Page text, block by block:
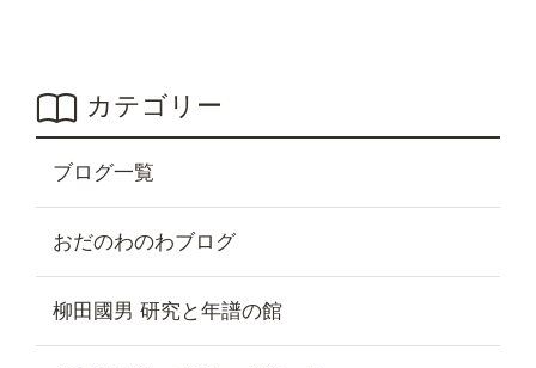
カテゴリー
ブログ一覧
おだのわのわブログ
柳田國男 研究と年譜の館